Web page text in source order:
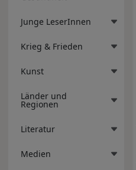
Junge LeserInnen
Krieg & Frieden
Kunst
Länder und
Regionen
Literatur
Medien